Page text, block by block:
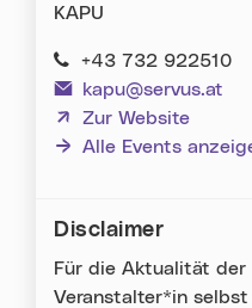
KAPU
+43 732 922510
kapu@servus.at
Zur Website
(neues Fenster)
Alle Events
Disclaimer
Für die Aktualität
Veranstalter*in